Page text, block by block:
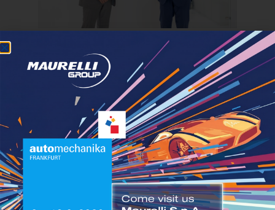
Condividi questo articolo:
Twitter LinkedIn WhatsApp
Articoli correlati